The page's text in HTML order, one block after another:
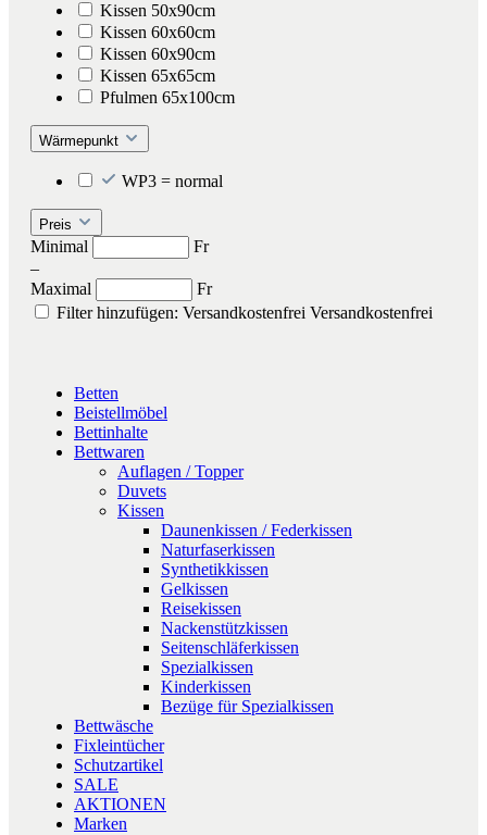
Kissen 50x90cm
Kissen 60x60cm
Kissen 60x90cm
Kissen 65x65cm
Pfulmen 65x100cm
Wärmepunkt
WP3 = normal
Preis
Minimal
Fr
–
Maximal
Fr
Filter hinzufügen: Versandkostenfrei Versandkostenfrei
Betten
Beistellmöbel
Bettinhalte
Bettwaren
Auflagen / Topper
Duvets
Kissen
Daunenkissen / Federkissen
Naturfaserkissen
Synthetikkissen
Gelkissen
Reisekissen
Nackenstützkissen
Seitenschläferkissen
Spezialkissen
Kinderkissen
Bezüge für Spezialkissen
Bettwäsche
Fixleintücher
Schutzartikel
SALE
AKTIONEN
Marken